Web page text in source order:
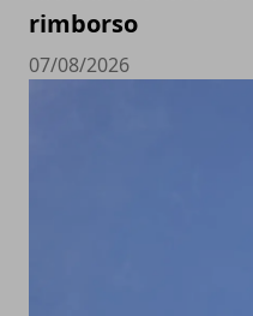
rimborso
07/08/2026